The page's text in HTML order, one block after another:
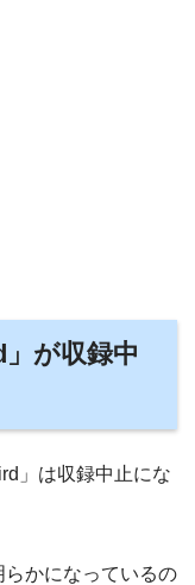
が収録中
」は収録中止にな
かになっているの